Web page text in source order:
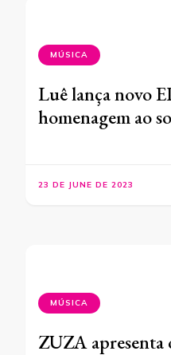
MÚSICA
Luê lança novo
homenagem ao
23 DE JUNE DE 2023
MÚSICA
ZUZA apresenta